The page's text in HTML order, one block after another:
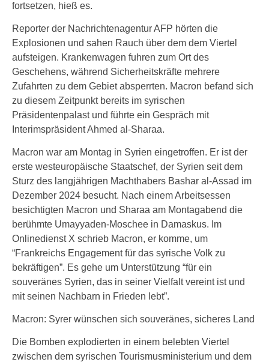
fortsetzen, hieß es.
Reporter der Nachrichtenagentur AFP hörten die
Explosionen und sahen Rauch über dem dem Viertel
aufsteigen. Krankenwagen fuhren zum Ort des
Geschehens, während Sicherheitskräfte mehrere
Zufahrten zu dem Gebiet absperrten. Macron befand sich
zu diesem Zeitpunkt bereits im syrischen
Präsidentenpalast und führte ein Gespräch mit
Interimspräsident Ahmed al-Sharaa.
Macron war am Montag in Syrien eingetroffen. Er ist der
erste westeuropäische Staatschef, der Syrien seit dem
Sturz des langjährigen Machthabers Bashar al-Assad im
Dezember 2024 besucht. Nach einem Arbeitsessen
besichtigten Macron und Sharaa am Montagabend die
berühmte Umayyaden-Moschee in Damaskus. Im
Onlinedienst X schrieb Macron, er komme, um
“Frankreichs Engagement für das syrische Volk zu
bekräftigen”. Es gehe um Unterstützung “für ein
souveränes Syrien, das in seiner Vielfalt vereint ist und
mit seinen Nachbarn in Frieden lebt”.
Macron: Syrer wünschen sich souveränes, sicheres Land
Die Bomben explodierten in einem belebten Viertel
zwischen dem syrischen Tourismusministerium und dem